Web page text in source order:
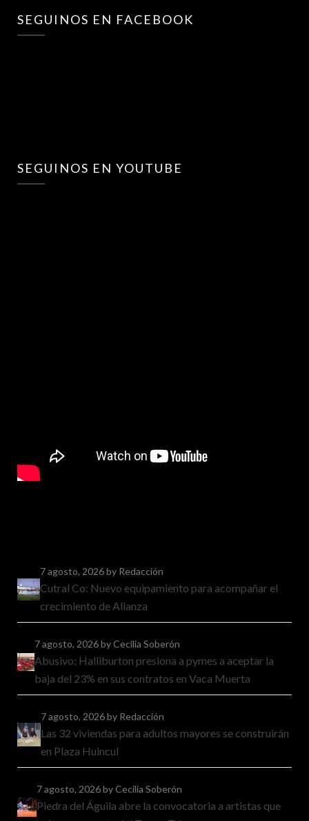
SEGUINOS EN FACEBOOK
SEGUINOS EN YOUTUBE
7 agosto, 2026by Redacción
Cutral Co: Nuevo equipamiento para acompañar el
crecimiento de Alianza
7 agosto, 2026by Cecilia Soberón
Abusivo: Halliburton presiona a pymes a aceptar la
baja del 23% en sus contratos en Vaca Muerta
7 agosto, 2026by Redacción
Las 32 viviendas para adultos mayores se construirán
en Plaza Huincul
7 agosto, 2026by Cecilia Soberón
Piedra del Águila abre la convocatoria a artistas que